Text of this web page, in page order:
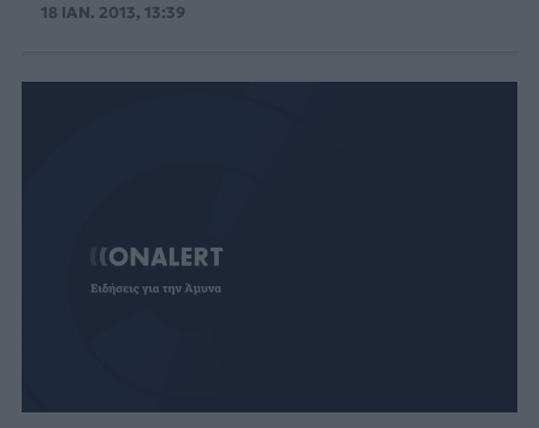
18 ΙΑΝ. 2013, 13:39